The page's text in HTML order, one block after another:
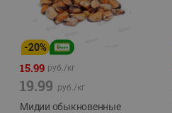
-20%
15.99 руб./кг
19.99 руб./кг
Мидии обыкновенные